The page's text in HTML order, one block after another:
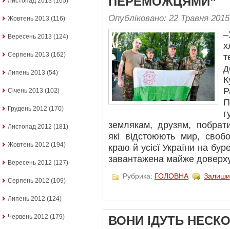
Жовтень 2013 (116)
Вересень 2013 (124)
Серпень 2013 (162)
Липень 2013 (54)
Січень 2013 (102)
Грудень 2012 (170)
Листопад 2012 (181)
Жовтень 2012 (194)
Вересень 2012 (127)
Серпень 2012 (109)
Липень 2012 (124)
Червень 2012 (179)
Опубліковано: 22 Травня 2015
землякам, друзям,
які відстоюють мир,
краю й усієї України на
завантажена майже
Рубрика: ГОЛОВНА
ВОНИ ІДУТЬ